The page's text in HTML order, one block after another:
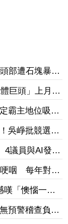
部遭石塊暴打
巨頭」上月年
霸主地位吸
營收創高同受
吳崢批競選手
4議員與AI發言
哽咽 每年對遺
嘆「懊惱一輩
預警稽查負責